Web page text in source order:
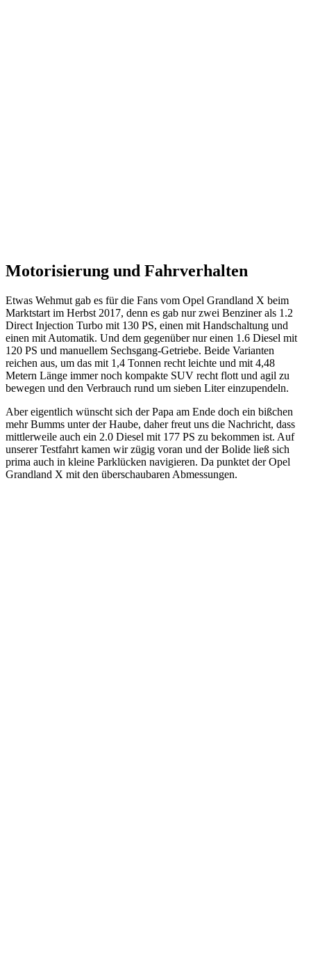
Motorisierung und Fahrverhalten
Etwas Wehmut gab es für die Fans vom Opel Grandland X beim
Marktstart im Herbst 2017, denn es gab nur zwei Benziner als 1.2
Direct Injection Turbo mit 130 PS, einen mit Handschaltung und
einen mit Automatik. Und dem gegenüber nur einen 1.6 Diesel mit
120 PS und manuellem Sechsgang-Getriebe. Beide Varianten
reichen aus, um das mit 1,4 Tonnen recht leichte und mit 4,48
Metern Länge immer noch kompakte SUV recht flott und agil zu
bewegen und den Verbrauch rund um sieben Liter einzupendeln.
Aber eigentlich wünscht sich der Papa am Ende doch ein bißchen
mehr Bumms unter der Haube, daher freut uns die Nachricht, dass
mittlerweile auch ein 2.0 Diesel mit 177 PS zu bekommen ist. Auf
unserer Testfahrt kamen wir zügig voran und der Bolide ließ sich
prima auch in kleine Parklücken navigieren. Da punktet der Opel
Grandland X mit den überschaubaren Abmessungen.